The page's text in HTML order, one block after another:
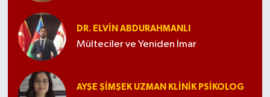
DR. ELVIN ABDURAHMANLI
Mülteciler ve Yeniden İmar
AYŞE ŞIMŞEK UZMAN KLINIK PSIKOLOG